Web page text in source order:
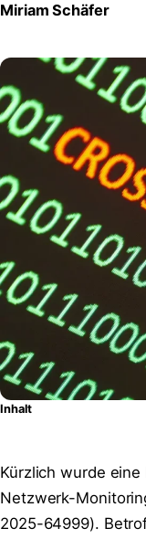
Miriam Schäfer
Inhalt
Kürzlich wurde
Netzwerk-
2025-64999).